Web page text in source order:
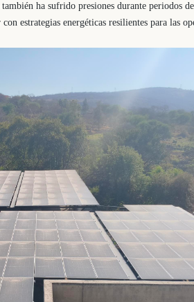
ha sufrido presiones durante periodos
estrategias energéticas resilientes para las